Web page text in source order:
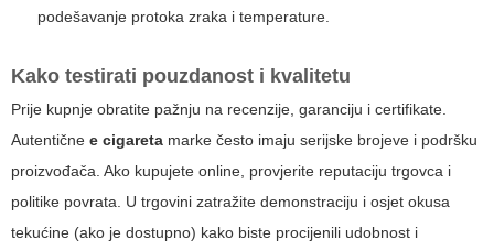
podešavanje protoka zraka i temperature.
Kako testirati pouzdanost i kvalitetu
Prije kupnje obratite pažnju na recenzije, garanciju i certifikate.
Autentične e cigareta marke često imaju serijske brojeve i podršku
proizvođača. Ako kupujete online, provjerite reputaciju trgovca i
politike povrata. U trgovini zatražite demonstraciju i osjet okusa
tekućine (ako je dostupno) kako biste procijenili udobnost i